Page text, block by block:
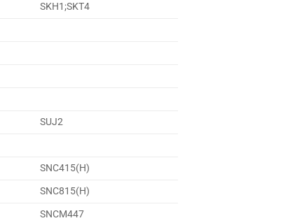
SKH1;SKT4
SUJ2
SNC415(H)
SNC815(H)
SNCM447